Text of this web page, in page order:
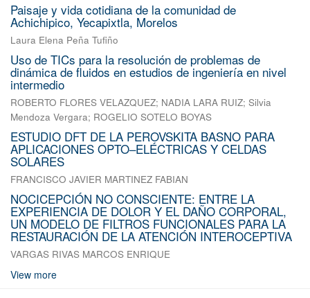
Paisaje y vida cotidiana de la comunidad de
Achichipico, Yecapixtla, Morelos
Laura Elena Peña Tufiño
Uso de TICs para la resolución de problemas de
dinámica de fluidos en estudios de ingeniería en nivel
intermedio
ROBERTO FLORES VELAZQUEZ; NADIA LARA RUIZ; Silvia
Mendoza Vergara; ROGELIO SOTELO BOYAS
ESTUDIO DFT DE LA PEROVSKITA BASNO PARA
APLICACIONES OPTO–ELÉCTRICAS Y CELDAS
SOLARES
FRANCISCO JAVIER MARTINEZ FABIAN
NOCICEPCIÓN NO CONSCIENTE: ENTRE LA
EXPERIENCIA DE DOLOR Y EL DAÑO CORPORAL,
UN MODELO DE FILTROS FUNCIONALES PARA LA
RESTAURACIÓN DE LA ATENCIÓN INTEROCEPTIVA
VARGAS RIVAS MARCOS ENRIQUE
View more